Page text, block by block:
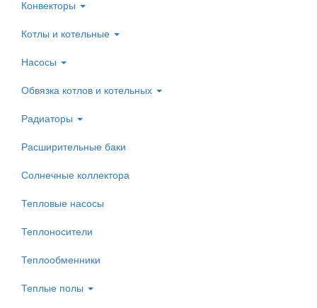
Конвекторы
Котлы и котельные
Насосы
Обвязка котлов и котельных
Радиаторы
Расширительные баки
Солнечные коллектора
Тепловые насосы
Теплоносители
Теплообменники
Теплые полы